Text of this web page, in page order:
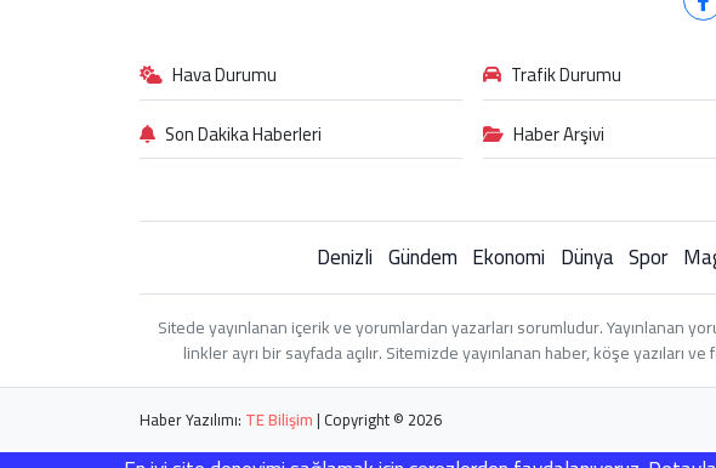
Hava Durumu Trafik Durumu
Son Dakika Haberleri
Haber Arşivi
Denizli Gündem Ekonomi Dünya Spor
Sitede yayınlanan içerik ve yorumlardan yazarları sorumludur. Yayınlanan
linkler ayrı bir sayfada açılır. Sitemizde yayınlanan haber, köşe yazıları
Haber Yazılımı: TE Bilişim| Copyright © 2026